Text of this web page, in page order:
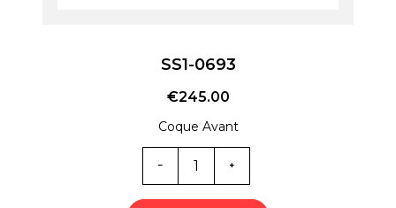
SS1-0693
€245.00
Coque Avant
Quantité
SS1-
0693